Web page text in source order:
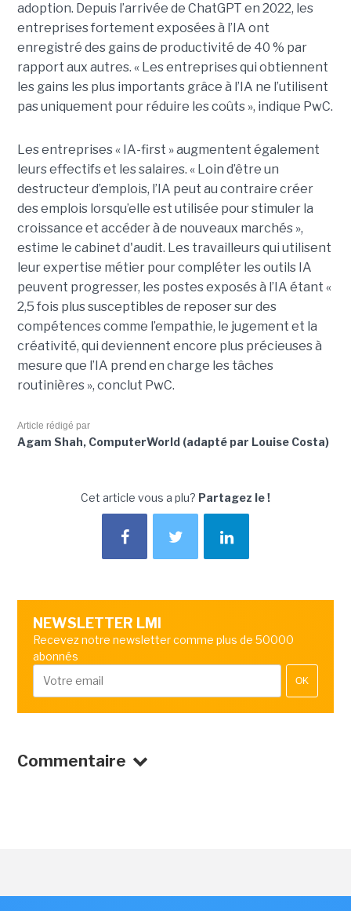
adoption. Depuis l’arrivée de ChatGPT en 2022, les
entreprises fortement exposées à l’IA ont
enregistré des gains de productivité de 40 % par
rapport aux autres. « Les entreprises qui obtiennent
les gains les plus importants grâce à l’IA ne l’utilisent
pas uniquement pour réduire les coûts », indique PwC.
Les entreprises « IA-first » augmentent également
leurs effectifs et les salaires. « Loin d’être un
destructeur d’emplois, l’IA peut au contraire créer
des emplois lorsqu’elle est utilisée pour stimuler la
croissance et accéder à de nouveaux marchés »,
estime le cabinet d'audit. Les travailleurs qui utilisent
leur expertise métier pour compléter les outils IA
peuvent progresser, les postes exposés à l’IA étant «
2,5 fois plus susceptibles de reposer sur des
compétences comme l’empathie, le jugement et la
créativité, qui deviennent encore plus précieuses à
mesure que l’IA prend en charge les tâches
routinières », conclut PwC.
Article rédigé par
Agam Shah, ComputerWorld (adapté par Louise Costa)
Cet article vous a plu? Partagez le !
NEWSLETTER LMI
Recevez notre newsletter comme plus de 50000
abonnés
OK
Commentaire